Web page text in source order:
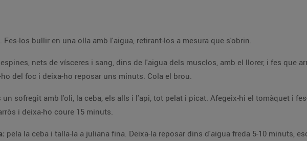
Neteja els musclos. Fes-los bullir en una olla amb l'aigua, retirant-los a mesura que s'obrin.
musclos, amb el llorer, i fes que arrenqui el bull, escumant-ho; cou-ho tapat i a foc
lent 15 minuts. Retira-ho del foc i deixa-ho reposar uns minuts. Cola el brou.
i picat. Afegeix-hi el tomàquet i fes-ho coure 5 minuts. Mulla-ho amb el brou i fes-
hi l'arròs i deixa-ho coure 15 minuts.
pela la ceba i talla-la a juliana fina. Deixa-la reposar dins d'aigua freda 5-10 minuts, escorre-la i amaneix-la amb el suc de la llima, sal i